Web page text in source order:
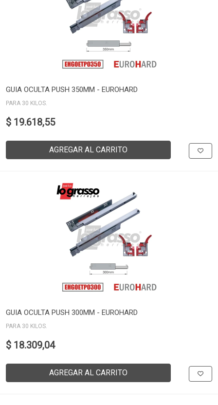
GUIA OCULTA PUSH 350MM - EUROHARD
PARA 30 KILOS.
$ 19.618,55
AGREGAR AL CARRITO
GUIA OCULTA PUSH 300MM - EUROHARD
PARA 30 KILOS.
$ 18.309,04
AGREGAR AL CARRITO